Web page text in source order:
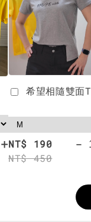
+
希望相隨雙面T
NT$ 190
NT$ 450
-